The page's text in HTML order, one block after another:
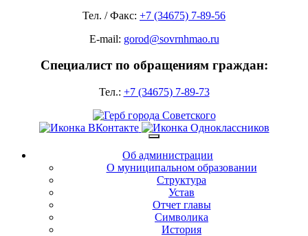
Тел. / Факс: +7 (34675) 7-89-56
E-mail: gorod@sovrnhmao.ru
Специалист по обращениям граждан:
Тел.: +7 (34675) 7-89-73
Об администрации
О муниципальном образовании
Структура
Устав
Отчет главы
Символика
История